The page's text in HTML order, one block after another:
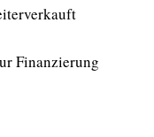
Finanzierung